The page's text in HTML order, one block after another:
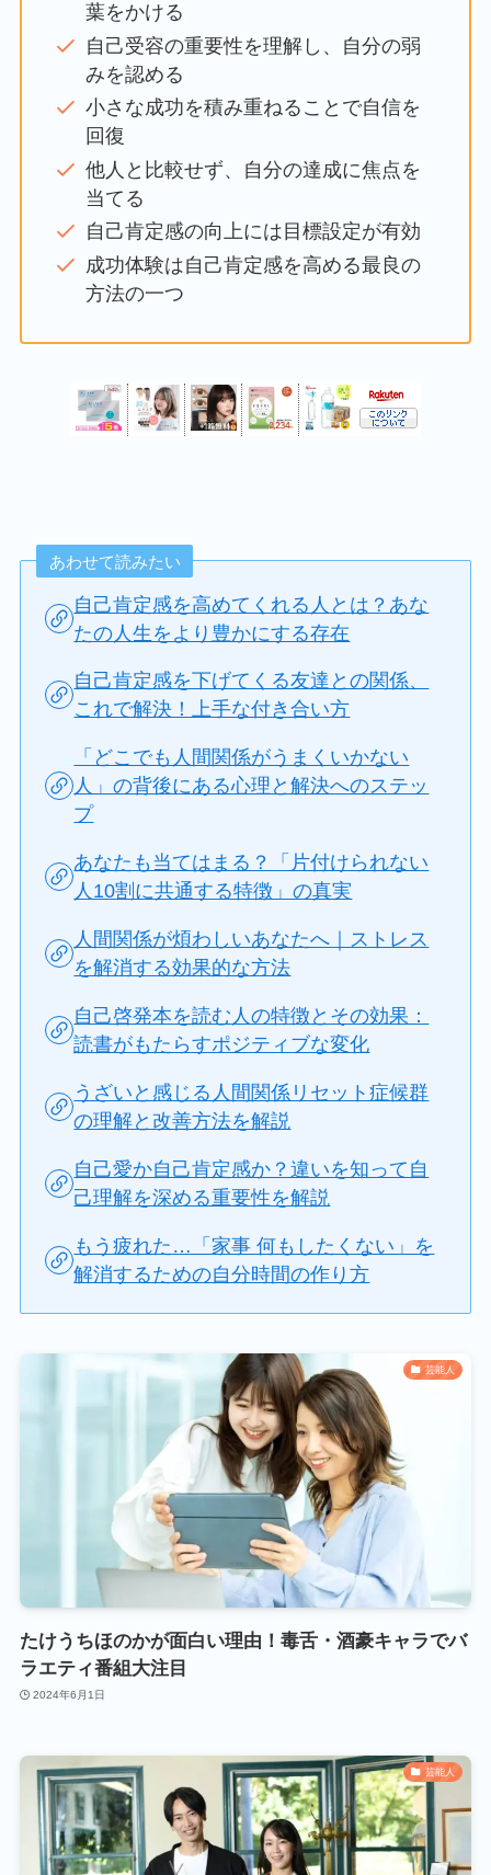
葉をかける
自己受容の重要性を理解し、自分の弱
みを認める
小さな成功を積み重ねることで自信を
回復
他人と比較せず、自分の達成に焦点を
当てる
自己肯定感の向上には目標設定が有効
成功体験は自己肯定感を高める最良の
方法の一つ
あわせて読みたい
自己肯定感を高めてくれる人とは？あな
たの人生をより豊かにする存在
自己肯定感を下げてくる友達との関係、
これで解決！上手な付き合い方
「どこでも人間関係がうまくいかない
人」の背後にある心理と解決へのステッ
プ
あなたも当てはまる？「片付けられない
人10割に共通する特徴」の真実
人間関係が煩わしいあなたへ｜ストレス
を解消する効果的な方法
自己啓発本を読む人の特徴とその効果：
読書がもたらすポジティブな変化
うざいと感じる人間関係リセット症候群
の理解と改善方法を解説
自己愛か自己肯定感か？違いを知って自
己理解を深める重要性を解説
もう疲れた…「家事 何もしたくない」を
解消するための自分時間の作り方
芸能人
たけうちほのかが面白い理由！毒舌・酒豪キャラでバ
ラエティ番組大注目
2024年6月1日
芸能人